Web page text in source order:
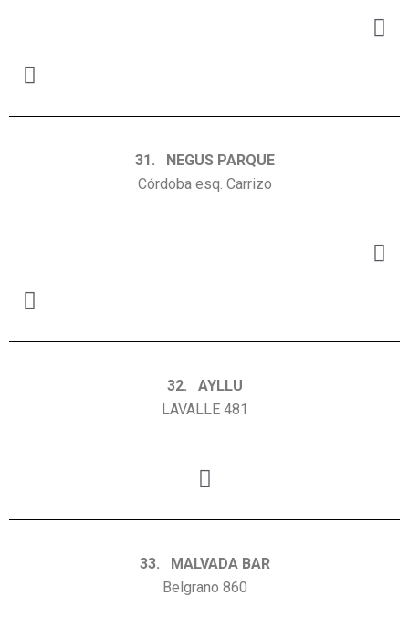
31. NEGUS PARQUE
Córdoba esq. Carrizo
32. AYLLU
LAVALLE 481
33. MALVADA BAR
Belgrano 860